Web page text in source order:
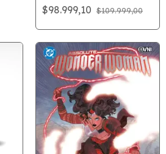
$98.999,10 $109.999,00